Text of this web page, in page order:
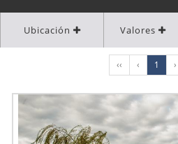
Ubicación Valores
‹‹ ‹ 1 ›